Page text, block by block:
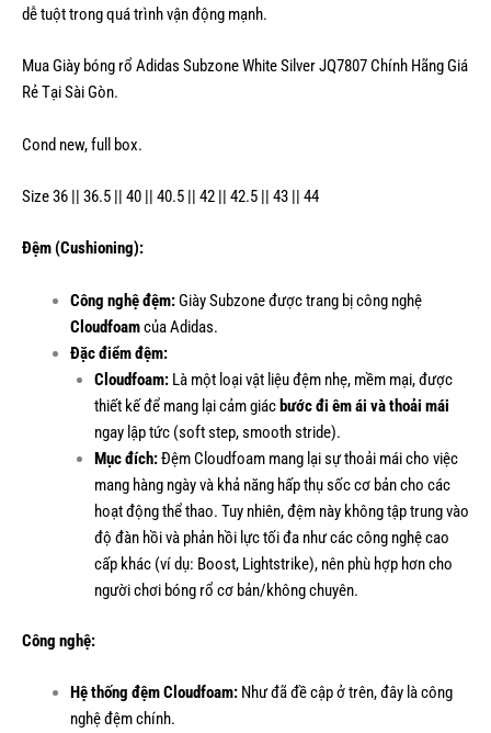
dễ tuột trong quá trình vận động mạnh.
Mua Giày bóng rổ Adidas Subzone White Silver JQ7807 Chính Hãng Giá
Rẻ Tại Sài Gòn.
Cond new, full box.
Size 36 || 36.5 || 40 || 40.5 || 42 || 42.5 || 43 || 44
Đệm (Cushioning):
Công nghệ đệm:Giày Subzone được trang bị công nghệ
Cloudfoamcủa Adidas.
Đặc điểm đệm:
Cloudfoam:Là một loại vật liệu đệm nhẹ, mềm mại, được
thiết kế để mang lại cảm giác bước đi êm ái và thoải mái
ngay lập tức (soft step, smooth stride).
Mục đích:Đệm Cloudfoam mang lại sự thoải mái cho việc
mang hàng ngày và khả năng hấp thụ sốc cơ bản cho các
hoạt động thể thao. Tuy nhiên, đệm này không tập trung vào
độ đàn hồi và phản hồi lực tối đa như các công nghệ cao
cấp khác (ví dụ: Boost, Lightstrike), nên phù hợp hơn cho
người chơi bóng rổ cơ bản/không chuyên.
Công nghệ:
Hệ thống đệm Cloudfoam:Như đã đề cập ở trên, đây là công
nghệ đệm chính.